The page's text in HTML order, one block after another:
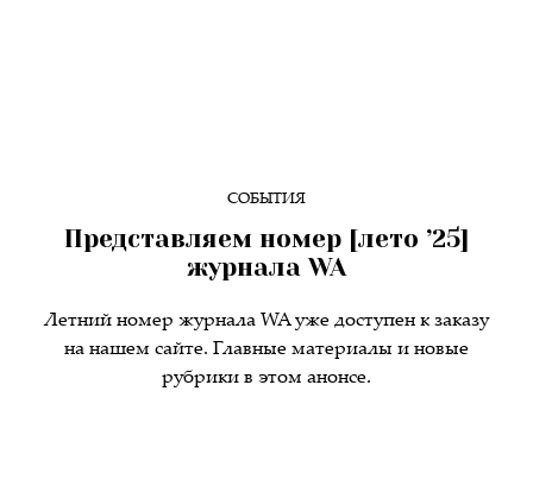
СОБЫТИЯ
Представляем номер [лето ’25]
журнала WA
Летний номер журнала WA уже доступен к заказу
на нашем сайте. Главные материалы и новые
рубрики в этом анонсе.